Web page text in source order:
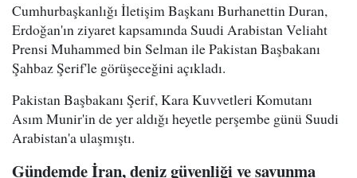
Cumhurbaşkanlığı İletişim Başkanı Burhanettin Duran,
Erdoğan'ın ziyaret kapsamında Suudi Arabistan Veliaht
Prensi Muhammed bin Selman ile Pakistan Başbakanı
Şahbaz Şerif'le görüşeceğini açıkladı.
Pakistan Başbakanı Şerif, Kara Kuvvetleri Komutanı
Asım Munir'in de yer aldığı heyetle perşembe günü Suudi
Arabistan'a ulaşmıştı.
Gündemde İran, deniz güvenliği ve savunma